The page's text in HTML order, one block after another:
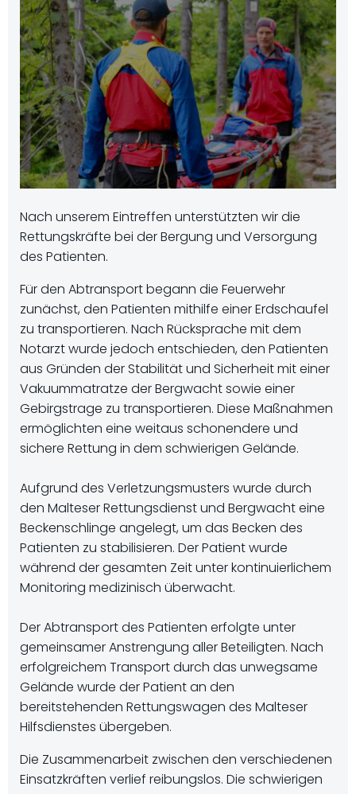
Nach unserem Eintreffen unterstützten wir die
Rettungskräfte bei der Bergung und Versorgung
des Patienten.
Für den Abtransport begann die Feuerwehr
zunächst, den Patienten mithilfe einer Erdschaufel
zu transportieren. Nach Rücksprache mit dem
Notarzt wurde jedoch entschieden, den Patienten
aus Gründen der Stabilität und Sicherheit mit einer
Vakuummatratze der Bergwacht sowie einer
Gebirgstrage zu transportieren. Diese Maßnahmen
ermöglichten eine weitaus schonendere und
sichere Rettung in dem schwierigen Gelände.
Aufgrund des Verletzungsmusters wurde durch
den Malteser Rettungsdienst und Bergwacht eine
Beckenschlinge angelegt, um das Becken des
Patienten zu stabilisieren. Der Patient wurde
während der gesamten Zeit unter kontinuierlichem
Monitoring medizinisch überwacht.
Der Abtransport des Patienten erfolgte unter
gemeinsamer Anstrengung aller Beteiligten. Nach
erfolgreichem Transport durch das unwegsame
Gelände wurde der Patient an den
bereitstehenden Rettungswagen des Malteser
Hilfsdienstes übergeben.
Die Zusammenarbeit zwischen den verschiedenen
Einsatzkräften verlief reibungslos. Die schwierigen